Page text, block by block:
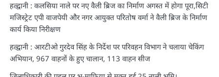
हल्द्वानी : कलसिया नाले पर नए वैली ब्रिज का निर्माण अगस्त में होगा पूरा,सिटी
मजिस्ट्रेट एपी वाजपेयी और नगर आयुक्त परितोष वर्मा ने वैली ब्रिज के निर्माण
कार्य किया निरीक्षण
हल्द्वानी : आरटीओ गुरदेव सिंह के निर्देश पर परिवहन विभाग ने चलाया चेकिंग
अभियान, 967 वाहनों के हुए चालान, 113 वाहन सीज